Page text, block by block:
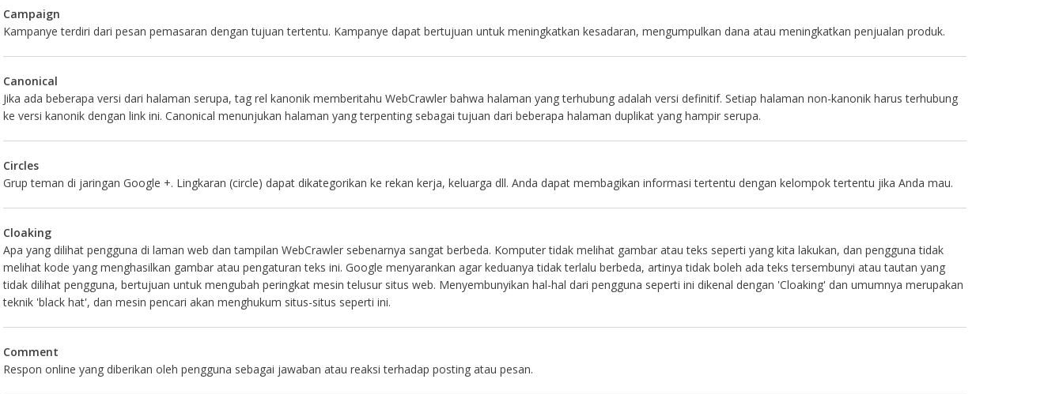
Campaign
Kampanye terdiri dari pesan pemasaran dengan tujuan tertentu. Kampanye dapat bertujuan untuk meningkatkan kesadaran, mengumpulkan dana atau meningkatkan penjualan produk.
Canonical
Jika ada beberapa versi dari halaman serupa, tag rel kanonik memberitahu WebCrawler bahwa halaman yang terhubung adalah versi definitif. Setiap halaman non-kanonik harus terhubung
ke versi kanonik dengan link ini. Canonical menunjukan halaman yang terpenting sebagai tujuan dari beberapa halaman duplikat yang hampir serupa.
Circles
Grup teman di jaringan Google +. Lingkaran (circle) dapat dikategorikan ke rekan kerja, keluarga dll. Anda dapat membagikan informasi tertentu dengan kelompok tertentu jika Anda mau.
Cloaking
Apa yang dilihat pengguna di laman web dan tampilan WebCrawler sebenarnya sangat berbeda. Komputer tidak melihat gambar atau teks seperti yang kita lakukan, dan pengguna tidak
melihat kode yang menghasilkan gambar atau pengaturan teks ini. Google menyarankan agar keduanya tidak terlalu berbeda, artinya tidak boleh ada teks tersembunyi atau tautan yang
tidak dilihat pengguna, bertujuan untuk mengubah peringkat mesin telusur situs web. Menyembunyikan hal-hal dari pengguna seperti ini dikenal dengan 'Cloaking' dan umumnya merupakan
teknik 'black hat', dan mesin pencari akan menghukum situs-situs seperti ini.
Comment
Respon online yang diberikan oleh pengguna sebagai jawaban atau reaksi terhadap posting atau pesan.